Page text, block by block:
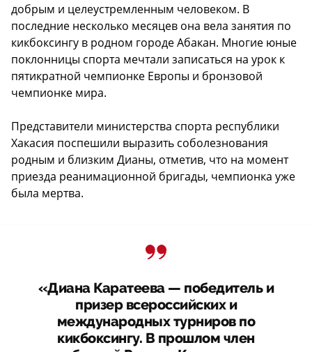
добрым и целеустремленным человеком. В
последние несколько месяцев она вела занятия по
кикбоксингу в родном городе Абакан. Многие юные
поклонницы спорта мечтали записаться на урок к
пятикратной чемпионке Европы и бронзовой
чемпионке мира.
Представители министерства спорта республики
Хакасия поспешили выразить соболезнования
родным и близким Дианы, отметив, что на момент
приезда реанимационной бригады, чемпионка уже
была мертва.
«Диана Каратеева — победитель и
призер всероссийских и
международных турниров по
кикбоксингу. В прошлом член